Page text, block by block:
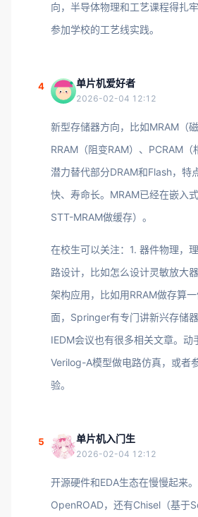
向，半导体物理和工艺课程得扎
参加学校的工艺线实践。
4 单片机爱好者
2026-02-04 12:12
新型存储器方向，比如MRAM（磁
RRAM（阻变RAM）、PCRAM（
潜力替代部分DRAM和Flash，特
快、寿命长。MRAM已经在嵌入
STT-MRAM做缓存）。
在校生可以关注：1. 器件物理，
路设计，比如怎么设计灵敏放大
架构应用，比如用RRAM做存算
面，Springer有专门讲新兴存储
IEDM会议也有很多相关文章。动
Verilog-A模型做电路仿真，或者
验。
5 单片机入门生
2026-02-04 12:12
开源硬件和EDA生态在慢慢起来
OpenROAD，还有Chisel（基于